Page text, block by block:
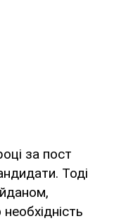
за пост
Тоді